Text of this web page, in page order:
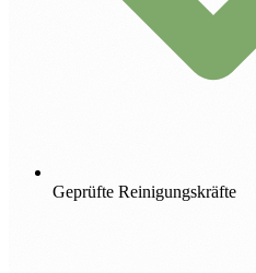
Geprüfte Reinigungskräfte